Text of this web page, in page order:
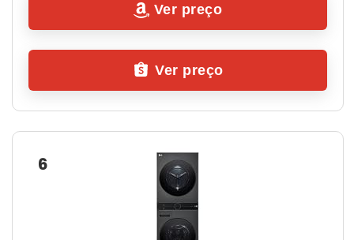
Ver preço
Ver preço
6